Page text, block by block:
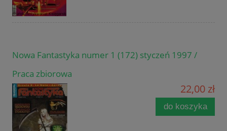
Nowa Fantastyka numer 1 (172) styczeń 1997 /
Praca zbiorowa
22,00 zł
do koszyka